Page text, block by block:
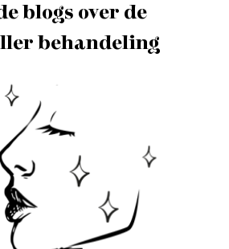
blogs over de
behandeling